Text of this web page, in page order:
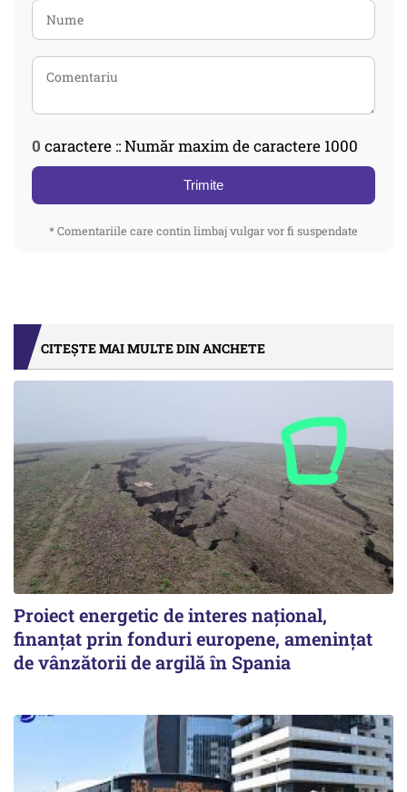
0 caractere :: Număr maxim de caractere 1000
Trimite
* Comentariile care contin limbaj vulgar vor fi suspendate
CITEȘTE MAI MULTE DIN ANCHETE
Proiect energetic de interes național,
finanțat prin fonduri europene, amenințat
de vânzătorii de argilă în Spania